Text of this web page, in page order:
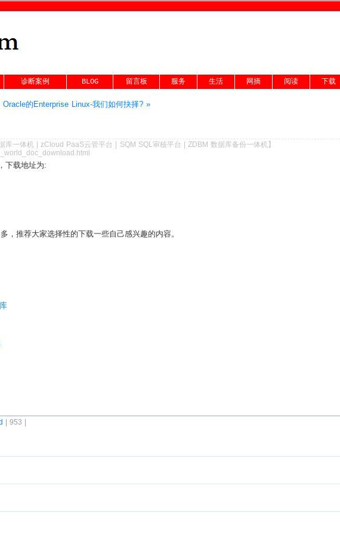
诊断案例 BLOG 留言板 服务 生活 网摘 阅读 下载
Oracle的Enterprise Linux-我们如何抉择? »
库一体机|zCloud PaaS云管平台 SQM SQL审核平台 |ZDBM 数据库备份一体机】
下载地址为:
，推荐大家选择性的下载一些自己感兴趣的内容。
| 953 |